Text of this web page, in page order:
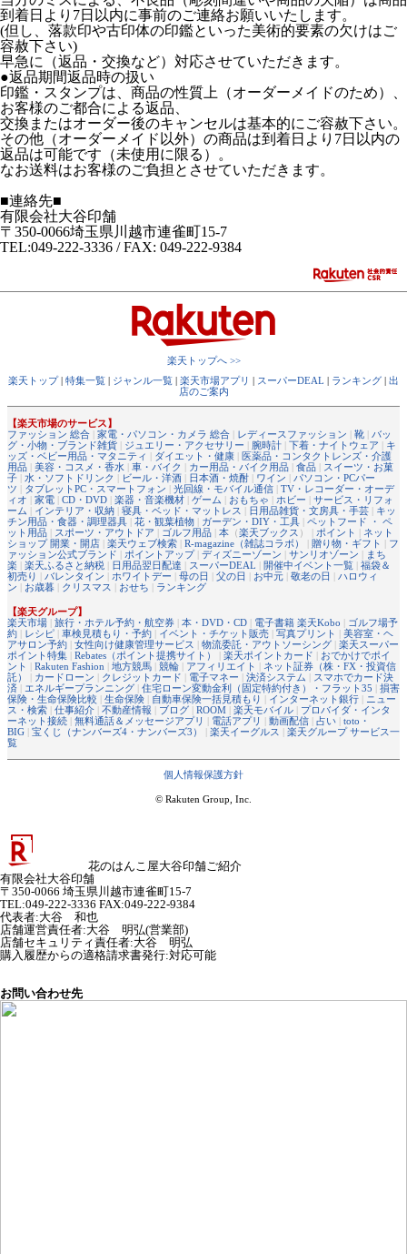
到着日より7日以内に事前のご連絡お願いいたします。
(但し、落款印や古印体の印鑑といった美術的要素の欠けはご
容赦下さい)
早急に（返品・交換など）対応させていただきます。
●返品期間返品時の扱い
印鑑・スタンプは、商品の性質上（オーダーメイドのため）、
お客様のご都合による返品、
交換またはオーダー後のキャンセルは基本的にご容赦下さい。
その他（オーダーメイド以外）の商品は到着日より7日以内の
返品は可能です（未使用に限る）。
なお送料はお客様のご負担とさせていただきます。
■連絡先■
有限会社大谷印舗
〒350-0066埼玉県川越市連雀町15-7
TEL:049-222-3336 / FAX: 049-222-9384
楽天トップへ >>
楽天トップ| 特集一覧 | ジャンル一覧 | 楽天市場アプリ | スーパーDEAL | ランキング | 出
店のご案内
【楽天市場のサービス】
ファッション 総合 | 家電・パソコン・カメラ 総合 | レディースファッション | 靴 | バッ
グ・小物・ブランド雑貨 | ジュエリー・アクセサリー | 腕時計 | 下着・ナイトウェア | キ
ッズ・ベビー用品・マタニティ | ダイエット・健康 | 医薬品・コンタクトレンズ・介護
用品 | 美容・コスメ・香水 | 車・バイク | カー用品・バイク用品 | 食品 | スイーツ・お菓
子 | 水・ソフトドリンク | ビール・洋酒 | 日本酒・焼酎 | ワイン | パソコン・PCパー
ツ | タブレットPC・スマートフォン | 光回線・モバイル通信 | TV・レコーダー・オーデ
ィオ | 家電 | CD・DVD | 楽器・音楽機材 | ゲーム | おもちゃ | ホビー | サービス・リフォ
ーム | インテリア・収納 | 寝具・ベッド・マットレス | 日用品雑貨・文房具・手芸 | キッ
チン用品・食器・調理器具 | 花・観葉植物 | ガーデン・DIY・工具 | ペットフード ・ ペ
ット用品 | スポーツ・アウトドア | ゴルフ用品 | 本 （楽天ブックス ） | ポイント | ネット
ショップ 開業・開店 | 楽天ウェブ検索 | R-magazine（雑誌コラボ） | 贈り物・ギフト | フ
ァッション公式ブランド | ポイントアップ| ディズニーゾーン | サンリオゾーン | まち
楽 | 楽天ふるさと納税 | 日用品翌日配達 | スーパーDEAL | 開催中イベント一覧 | 福袋＆
初売り | バレンタイン | ホワイトデー | 母の日 | 父の日 | お中元 | 敬老の日 | ハロウィ
ン | お歳暮 | クリスマス | おせち | ランキング
【楽天グループ】
楽天市場 | 旅行・ホテル予約・航空券 | 本・DVD・CD | 電子書籍 楽天Kobo | ゴルフ場予
約 | レシピ | 車検見積もり・予約 | イベント・チケット販売 | 写真プリント | 美容室・ヘ
アサロン予約 | 女性向け健康管理サービス | 物流委託・アウトソーシング | 楽天スーパー
ポイント特集 | Rebates（ポイント提携サイト） | 楽天ポイントカード | おでかけでポイ
ント | Rakuten Fashion | 地方競馬 | 競輪 | アフィリエイト | ネット証券（株・FX・投資信
託）
| カードローン | クレジットカード | 電子マネー | 決済システム | スマホでカード決
済 | エネルギープランニング | 住宅ローン変動金利（固定特約付き）・フラット35 | 損害
保険・生命保険比較 | 生命保険 | 自動車保険一括見積もり | インターネット銀行 | ニュー
ス・検索 | 仕事紹介 | 不動産情報 | ブログ | ROOM | 楽天モバイル | プロバイダ・インタ
ーネット接続 | 無料通話＆メッセージアプリ | 電話アプリ | 動画配信 | 占い | toto・
BIG | 宝くじ（ナンバーズ4・ナンバーズ3） | 楽天イーグルス | 楽天グループ サービス一
覧
個人情報保護方針
© Rakuten Group, Inc.
花のはんこ屋大谷印舗ご紹介
有限会社大谷印舗
〒350-0066 埼玉県川越市連雀町15-7
TEL:049-222-3336 FAX:049-222-9384
代表者:大谷 和也
店舗運営責任者:大谷 明弘(営業部)
店舗セキュリティ責任者:大谷 明弘
購入履歴からの適格請求書発行:対応可能
お問い合わせ先